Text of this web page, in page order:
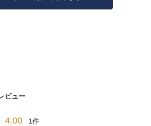
ビュー
4.00 1